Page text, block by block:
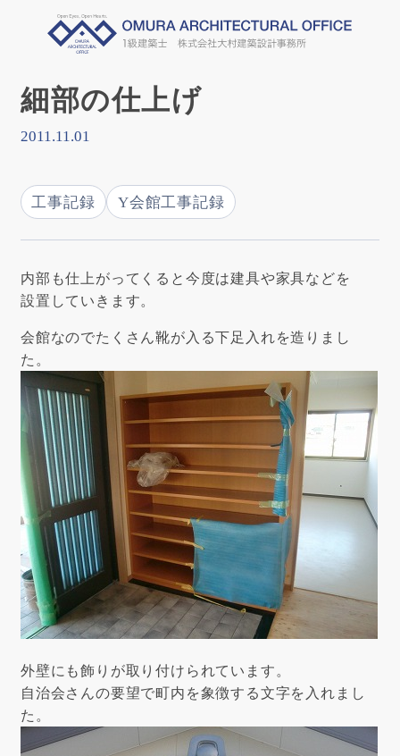
細部の仕上げ
2011.11.01
工事記録 Y会館工事記録
内部も仕上がってくると今度は建具や家具などを
設置していきます。
会館なのでたくさん靴が入る下足入れを造りまし
た。
外壁にも飾りが取り付けられています。
自治会さんの要望で町内を象徴する文字を入れまし
た。